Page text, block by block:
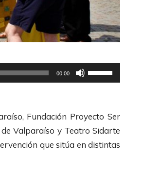
00:00
U
t
z
Fundación Proyecto Ser
Valparaíso y Teatro Sidarte
que sitúa en distintas